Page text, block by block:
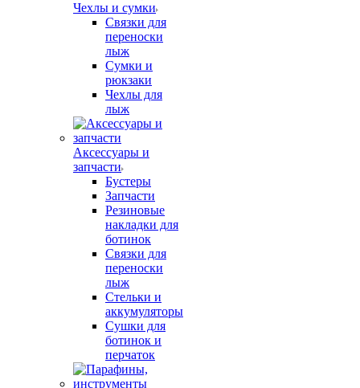
Чехлы и сумки
Связки для
переноски
лыж
Сумки и
рюкзаки
Чехлы для
лыж
Аксессуары и
запчасти
Бустеры
Запчасти
Резиновые
накладки для
ботинок
Связки для
переноски
лыж
Стельки и
аккумуляторы
Сушки для
ботинок и
перчаток